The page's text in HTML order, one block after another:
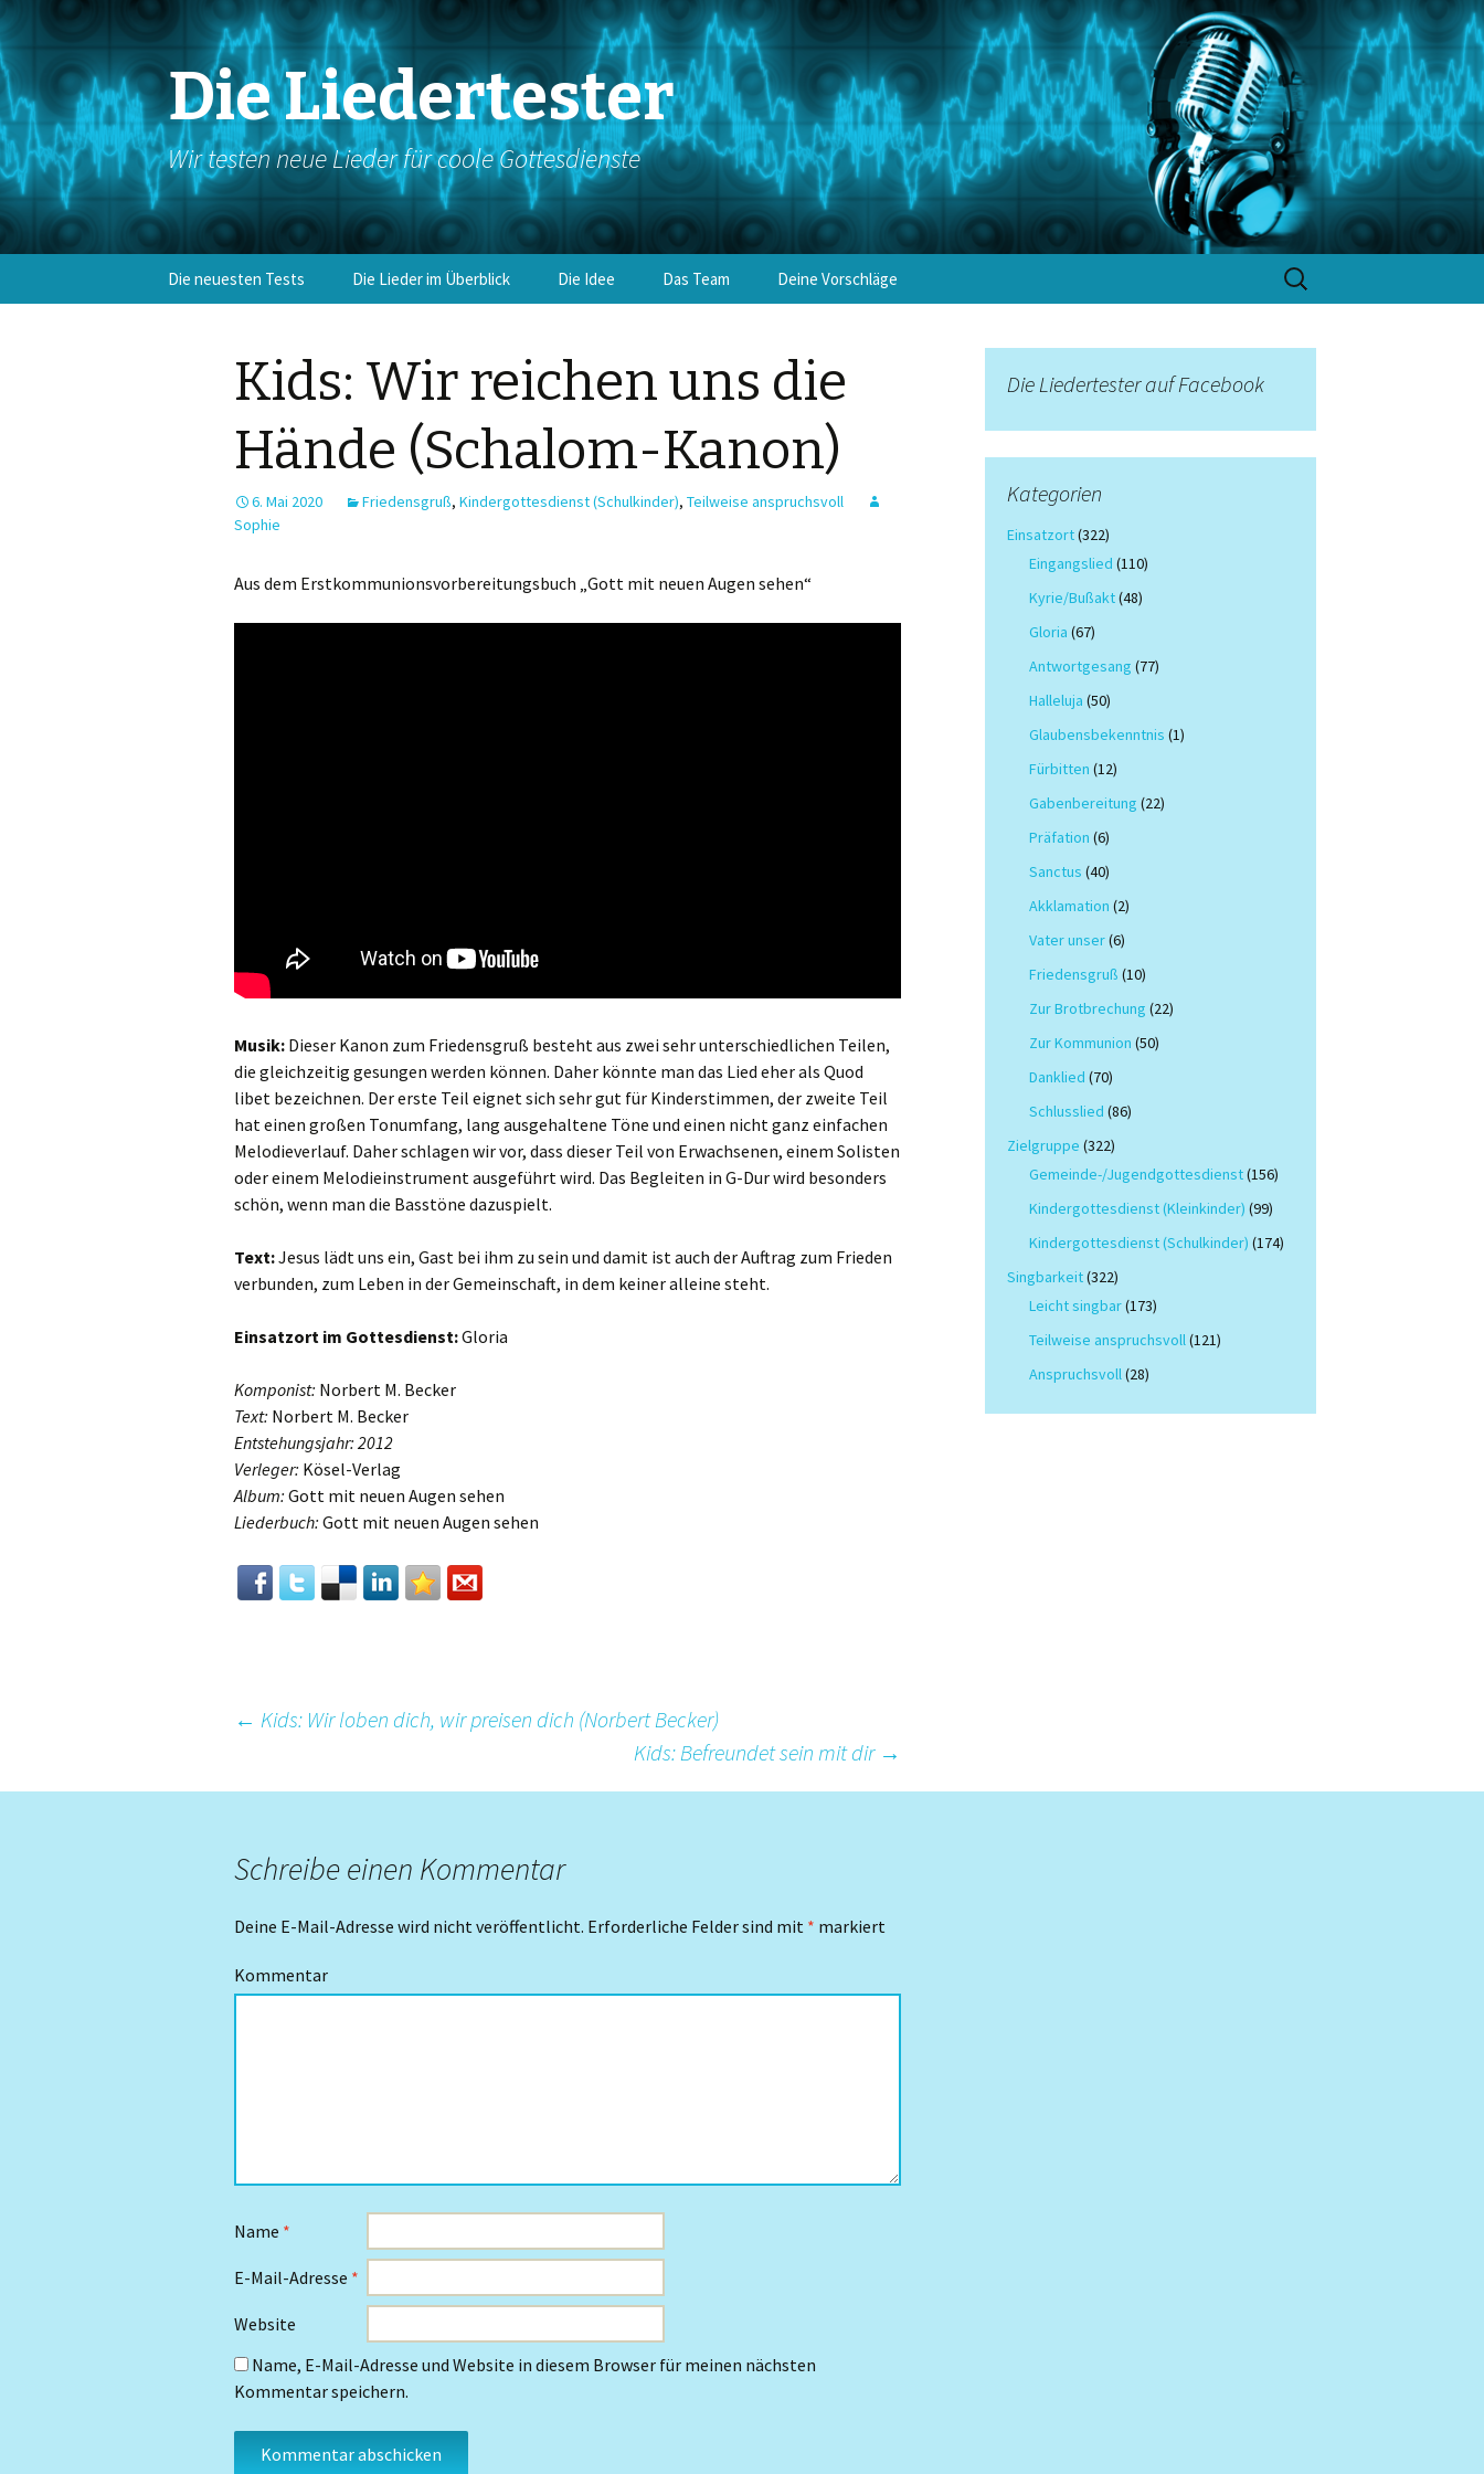
Die Liedertester
Wir testen neue Lieder für coole Gottesdienste
Die neuesten Tests Die Lieder im Überblick
Kyrie/Bußakt
Gloria
Antwortgesang
Glaubensbekenntnis
Fürbitten
Zur Kommunion
Schlusslieder
Die Idee Das Team Deine Vorschläge
Suchen
nach:
Kids: Wir reichen uns die
Hände (Schalom-Kanon)
6. Mai 2020 Friedensgruß, Kindergottesdienst (Schulkinder), Teilweise anspruchsvoll
Sophie
Aus dem Erstkommunionsvorbereitungsbuch „Gott mit neuen Augen sehen“
Musik: Dieser Kanon zum Friedensgruß besteht aus zwei sehr unterschiedlichen Teilen,
die gleichzeitig gesungen werden können. Daher könnte man das Lied eher als Quod
libet bezeichnen. Der erste Teil eignet sich sehr gut für Kinderstimmen, der zweite Teil
hat einen großen Tonumfang, lang ausgehaltene Töne und einen nicht ganz einfachen
Melodieverlauf. Daher schlagen wir vor, dass dieser Teil von Erwachsenen, einem Solisten
oder einem Melodieinstrument ausgeführt wird. Das Begleiten in G-Dur wird besonders
schön, wenn man die Basstöne dazuspielt.
Text:Jesus lädt uns ein, Gast bei ihm zu sein und damit ist auch der Auftrag zum Frieden
verbunden, zum Leben in der Gemeinschaft, in dem keiner alleine steht.
Einsatzort im Gottesdienst:Gloria
Komponist: Norbert M. Becker
Text: Norbert M. Becker
Entstehungsjahr: 2012
Verleger: Kösel-Verlag
Album: Gott mit neuen Augen sehen
Liederbuch: Gott mit neuen Augen sehen
Navigation
← Kids: Wir loben dich, wir preisen dich (Norbert Becker)
Kids: Befreundet sein mit dir →
Schreibe einen Kommentar
Deine E-Mail-Adresse wird nicht veröffentlicht. Erforderliche Felder sind mit * markiert
Kommentar
Name *
E-Mail-Adresse *
Website
Name, E-Mail-Adresse und Website in diesem Browser für meinen nächsten
Kommentar speichern.
Die Liedertester auf Facebook
Kategorien
Einsatzort(322)
Eingangslied (110)
Kyrie/Bußakt(48)
Gloria (67)
Antwortgesang (77)
Halleluja (50)
Glaubensbekenntnis (1)
Fürbitten (12)
Gabenbereitung (22)
Präfation (6)
Sanctus (40)
Akklamation (2)
Vater unser(6)
Friedensgruß (10)
Zur Brotbrechung (22)
Zur Kommunion (50)
Danklied (70)
Schlusslied (86)
Zielgruppe (322)
Gemeinde-/Jugendgottesdienst(156)
Kindergottesdienst (Kleinkinder) (99)
Kindergottesdienst (Schulkinder) (174)
Singbarkeit(322)
Leicht singbar(173)
Teilweise anspruchsvoll(121)
Anspruchsvoll(28)